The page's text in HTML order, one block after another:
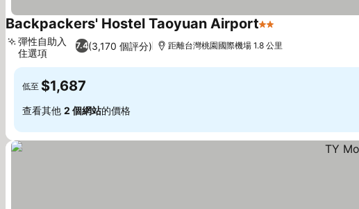
Backpackers' Hostel Taoyuan Airport2 星級
7.4(3,170 個評分)
彈性自助入
住選項
距離台灣桃園國際機場 1.8 公里
低至 $1,687
查看其他 2 個網站的價格